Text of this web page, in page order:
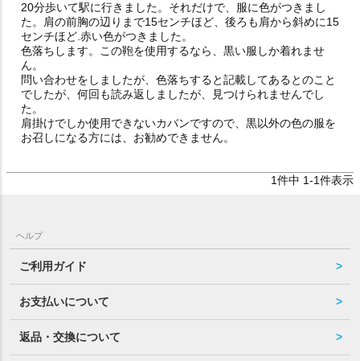
20分歩いて駅に行きました。それだけで、服に色がつきまし
た。肩の前胸の辺りまで15センチほど、後ろも肩から斜めに15
センチほど.赤い色がつきました。
色落ちします。この鞄を使用するなら、黒い服しか着れませ
ん。
問い合わせをしましたが、色落ちすると記載してあるとのこと
でしたが、何回も読み返しましたが、見つけられませんでし
た。
肩掛けでしか使用できないカバンですので、黒以外の色の服を
お召しになる方には、お勧めできません。
1件中 1-1件表示
ヘルプ
ご利用ガイド
お支払いについて
返品・交換について